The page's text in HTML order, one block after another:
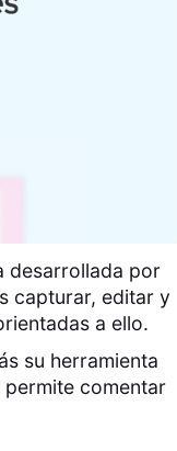
desarrollada por
capturar, editar y
a ello.
su herramienta
permite comentar